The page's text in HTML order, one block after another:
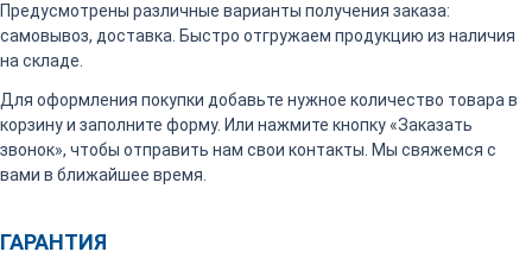
Предусмотрены различные варианты получения заказа:
самовывоз, доставка. Быстро отгружаем продукцию из наличия
на складе.
Для оформления покупки добавьте нужное количество товара в
корзину и заполните форму. Или нажмите кнопку «Заказать
звонок», чтобы отправить нам свои контакты. Мы свяжемся с
вами в ближайшее время.
ГАРАНТИЯ